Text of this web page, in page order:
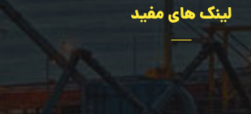
لینک های مفید
تجهیزات